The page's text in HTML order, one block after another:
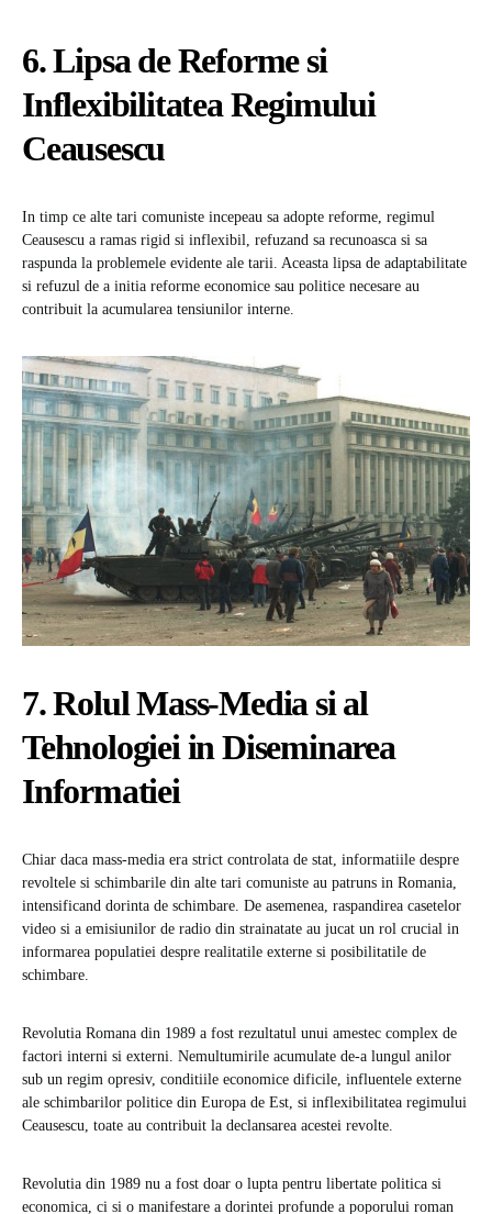
6. Lipsa de Reforme si
Inflexibilitatea Regimului
Ceausescu
In timp ce alte tari comuniste incepeau sa adopte reforme, regimul
Ceausescu a ramas rigid si inflexibil, refuzand sa recunoasca si sa
raspunda la problemele evidente ale tarii. Aceasta lipsa de adaptabilitate
si refuzul de a initia reforme economice sau politice necesare au
contribuit la acumularea tensiunilor interne.
7. Rolul Mass-Media si al
Tehnologiei in Diseminarea
Informatiei
Chiar daca mass-media era strict controlata de stat, informatiile despre
revoltele si schimbarile din alte tari comuniste au patruns in Romania,
intensificand dorinta de schimbare. De asemenea, raspandirea casetelor
video si a emisiunilor de radio din strainatate au jucat un rol crucial in
informarea populatiei despre realitatile externe si posibilitatile de
schimbare.
Revolutia Romana din 1989 a fost rezultatul unui amestec complex de
factori interni si externi. Nemultumirile acumulate de-a lungul anilor
sub un regim opresiv, conditiile economice dificile, influentele externe
ale schimbarilor politice din Europa de Est, si inflexibilitatea regimului
Ceausescu, toate au contribuit la declansarea acestei revolte.
Revolutia din 1989 nu a fost doar o lupta pentru libertate politica si
economica, ci si o manifestare a dorintei profunde a poporului roman